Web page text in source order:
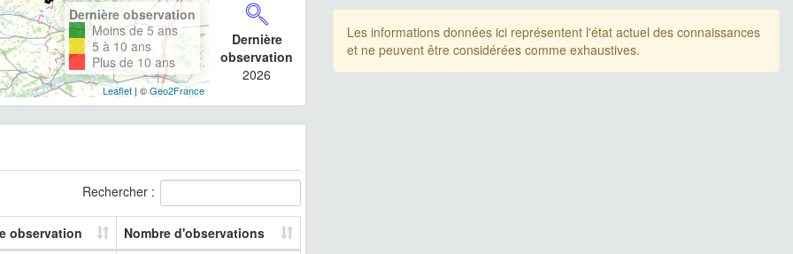
Dernière observation
Moins de 5 ans
5 à 10 ans
Plus de 10 ans
Leaflet| ©Geo2France
Dernière
observation
2026
Rechercher :
observation
Nombre d'observations
Les informations données ici représentent l'état actuel des connaissances
et ne peuvent être considérées comme exhaustives.